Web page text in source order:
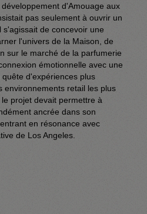
d'Amouage aux
pas seulement à ouvrir un
de concevoir une
l'univers de la Maison, de
sur le marché de la parfumerie
émotionnelle avec une
d'expériences plus
environnements retail les plus
projet devait permettre à
ancrée dans son
en résonance avec
de Los Angeles.